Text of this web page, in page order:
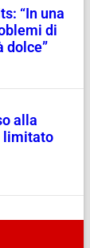
“In una
di
dolce”
alla
limitato